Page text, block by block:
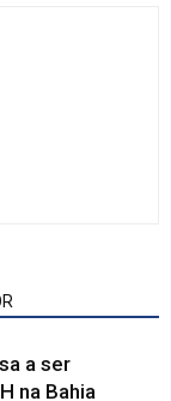
a ser
na Bahia